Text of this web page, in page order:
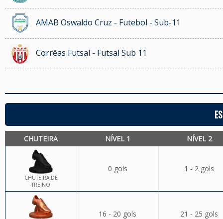
AMAB Oswaldo Cruz - Futebol - Sub-11
Corrêas Futsal - Futsal Sub 11
CHUTEIRA NÍVEL 1 NÍVEL 2
CHUTEIRA DE
TREINO
0 gols 1 - 2 gols
16 - 20 gols 21 - 25 gols